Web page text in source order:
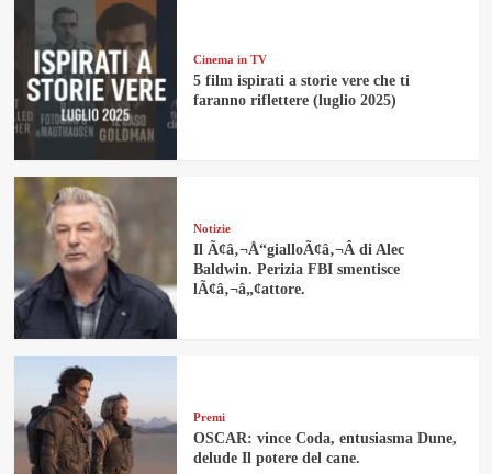
Cinema in TV
5 film ispirati a storie vere che ti
faranno riflettere (luglio 2025)
Notizie
Il Ã¢â‚¬Å“gialloÃ¢â‚¬Â di Alec
Baldwin. Perizia FBI smentisce
lÃ¢â‚¬â„¢attore.
Premi
OSCAR: vince Coda, entusiasma Dune,
delude Il potere del cane.